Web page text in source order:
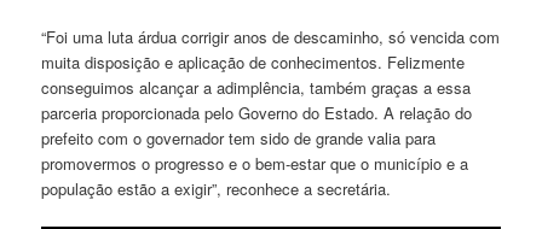
“Foi uma luta árdua corrigir anos de descaminho, só vencida com
muita disposição e aplicação de conhecimentos. Felizmente
conseguimos alcançar a adimplência, também graças a essa
parceria proporcionada pelo Governo do Estado. A relação do
prefeito com o governador tem sido de grande valia para
promovermos o progresso e o bem-estar que o município e a
população estão a exigir”, reconhece a secretária.